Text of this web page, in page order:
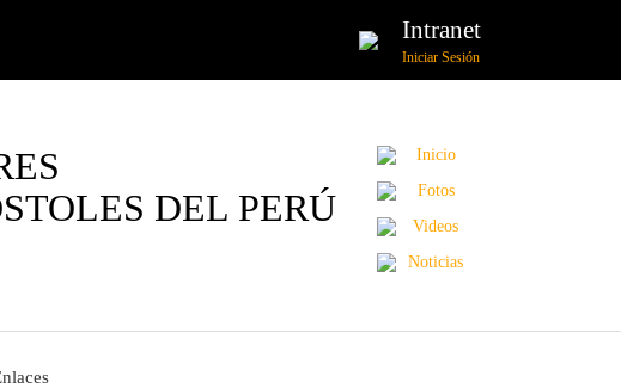
Intranet
Iniciar Sesión
DEL PERÚ
Inicio
Fotos
Videos
Noticias